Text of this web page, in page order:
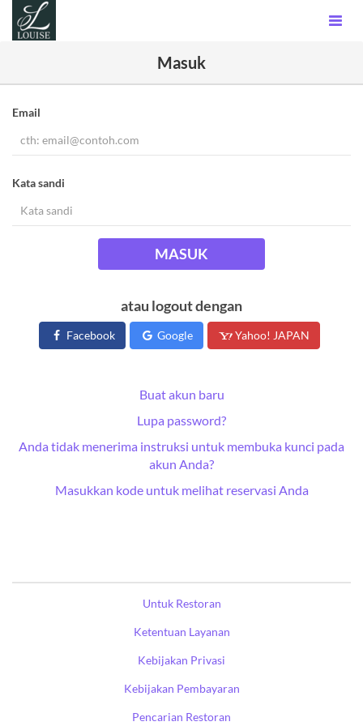
Masuk
Email
Kata sandi
MASUK
atau logout dengan
Facebook Google Yahoo! JAPAN
Buat akun baru
Lupa password?
Anda tidak menerima instruksi untuk membuka kunci pada
akun Anda?
Masukkan kode untuk melihat reservasi Anda
Untuk Restoran
Ketentuan Layanan
Kebijakan Privasi
Kebijakan Pembayaran
Pencarian Restoran